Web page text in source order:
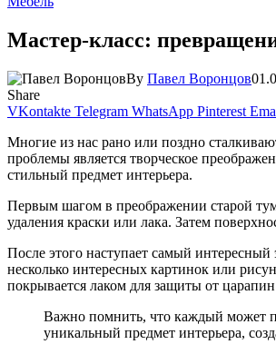
Мастер-класс:
By Павел Воронцов
Share
VKontakte Telegram WhatsApp Pinterest
Многие из нас рано или поздно
проблемы является творческое
стильный предмет интерьера.
Первым шагом в преображении старой
удаления краски или лака. Затем
После этого наступает самый
несколько интересных картинок или
покрывается лаком для защиты от
Важно помнить, что каждый может
уникальный предмет интерьера,